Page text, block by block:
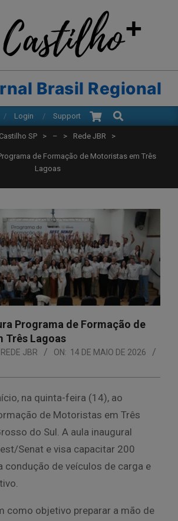
Brasil Regional
Login Support
Search
Castilho SP > – > Rede JBR >
de Formação de Motoristas em Três
Lagoas
Programa de Formação de
Três Lagoas
JBR ON: 14 DE MAIO DE 2026
na quinta-feira (14), ao
de Motoristas em Três
do Sul. A aula inaugural
Senat e visa capacitar 200
condução de veículos de carga e
como objetivo preparar a mão de